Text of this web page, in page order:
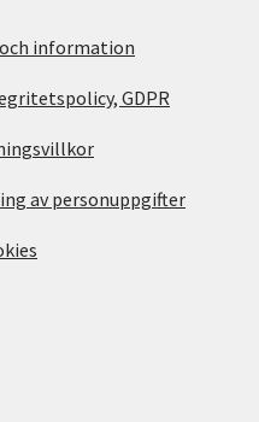
information
GDPR
av personuppgifter